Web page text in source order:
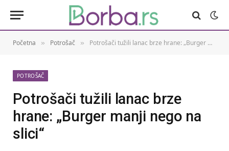
Početna » Potrošač » Potrošači tužili lanac brze hrane: „Burger manji nego na slici“
POTROŠAČ
Potrošači tužili lanac brze
hrane: „Burger manji nego na
slici“